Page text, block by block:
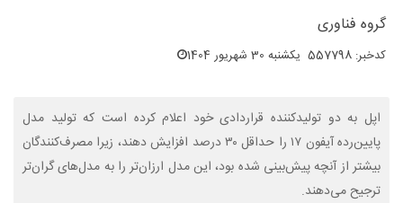
گروه فناوری
کدخبر: 557798 یکشنبه 30 شهریور 1404
اپل به دو تولیدکننده قراردادی خود اعلام کرده است که تولید مدل
پایین‌رده آیفون ۱۷ را حداقل ۳۰ درصد افزایش دهند، زیرا مصرف‌کنندگان
بیشتر از آنچه پیش‌بینی شده بود، این مدل ارزان‌تر را به مدل‌های گران‌تر
ترجیح می‌دهند.